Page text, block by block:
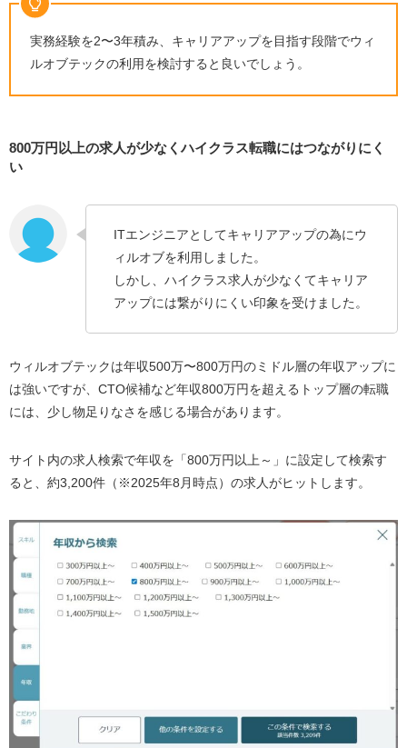
実務経験を2〜3年積み、キャリアアップを目指す段階でウィ
ルオブテックの利用を検討すると良いでしょう。
800万円以上の求人が少なくハイクラス転職にはつながりにく
い
ITエンジニアとしてキャリアアップの為にウ
ィルオブを利用しました。
しかし、ハイクラス求人が少なくてキャリア
アップには繋がりにくい印象を受けました。
ウィルオブテックは年収500万〜800万円のミドル層の年収アップに
は強いですが、CTO候補など年収800万円を超えるトップ層の転職
には、少し物足りなさを感じる場合があります。
サイト内の求人検索で年収を「800万円以上～」に設定して検索す
ると、約3,200件（※2025年8月時点）の求人がヒットします。